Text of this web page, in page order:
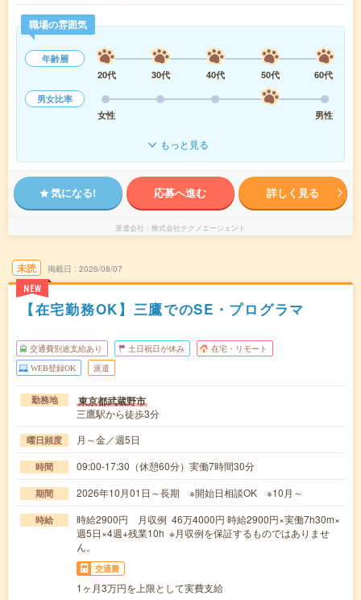
職場の雰囲気
年齢層
20代
30代 40代 50代
60代
男女比率
女性
男性
もっと見る
気になる! 応募へ進む 詳しく見る
派遣会社 株式会社テクノエージェント
未読
NEW
掲載日 2026/08/07
【在宅勤務OK】三鷹でのSE・プログラマ
交通費別途支給あり 土日祝日が休み 在宅・リモート
WEB登録OK 派遣
勤務地 東京都武蔵野市
三鷹駅から徒歩3分
曜日頻度 月～金／週5日
時間 09:00-17:30（休憩60分）実働7時間30分
期間 2026年10月01日～長期 ※開始日相談OK ※10月～
時給
時給2900円 月収例 46万4000円 時給2900円×実働7h30m×
週5日×4週+残業10h ※月収例を保証するものではありませ
ん。
交通費
1ヶ月3万円を上限として実費支給